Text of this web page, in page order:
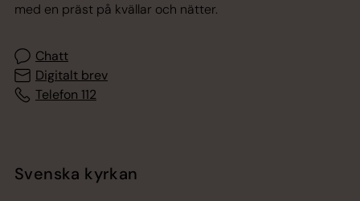
med en präst på kvällar och nätter.
Chatt
Digitalt brev
Telefon 112
Svenska kyrkan